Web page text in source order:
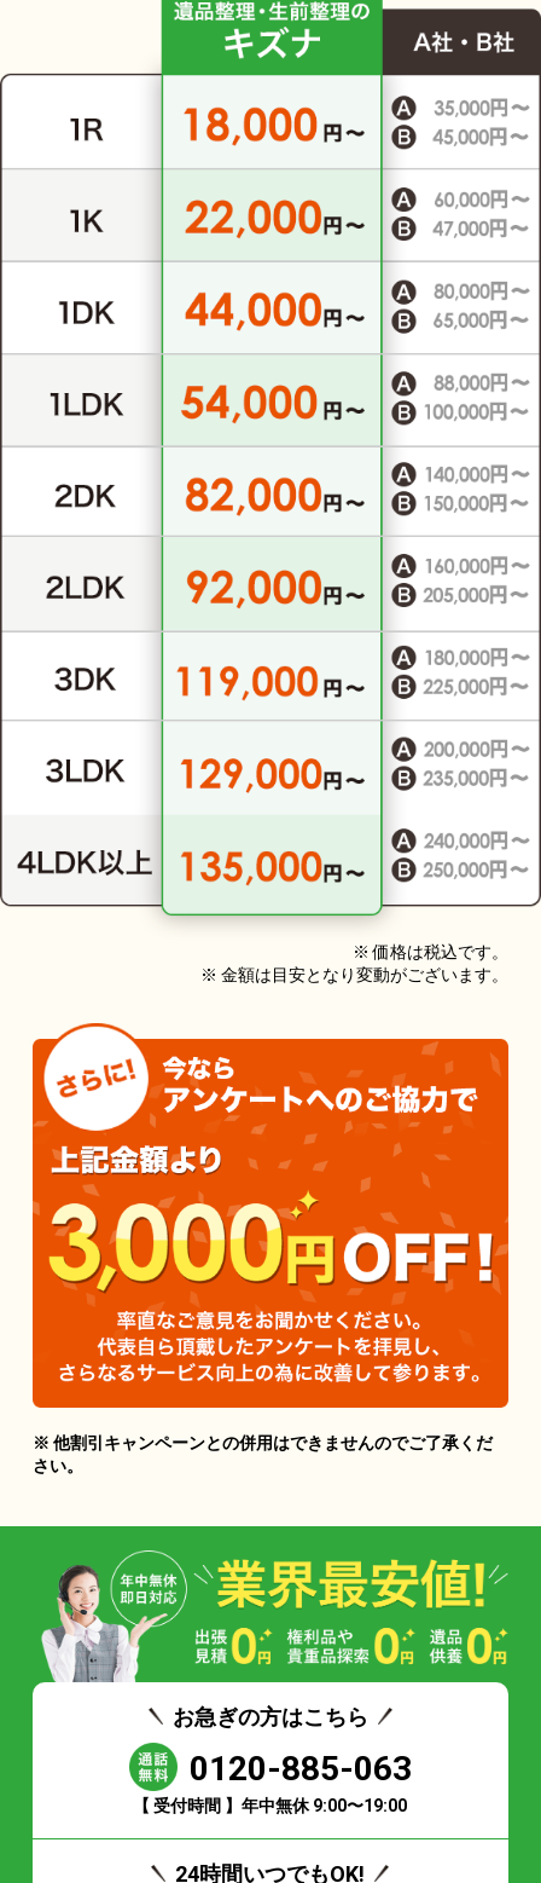
※ 価格は税込です。
※ 金額は目安となり変動がございます。
※ 他割引キャンペーンとの併用はできませんのでご了承くだ
さい。
お急ぎの方はこちら
0120-885-063
【 受付時間 】年中無休 9:00〜19:00
24時間いつでもOK!